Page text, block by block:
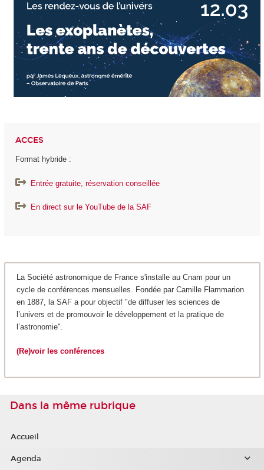
ACCES
Format hybride :
Entrée gratuite, réservation conseillée
En direct sur le YouTube de la SAF
La Société astronomique de France s'installe au Cnam pour un
cycle de conférences mensuelles. Fondée par Camille Flammarion
en 1887, la SAF a pour objectif "de diffuser les sciences de
l’univers et de promouvoir le développement et la pratique de
l’astronomie".
(Re)voir les conférences
Dans la même rubrique
Accueil
Agenda